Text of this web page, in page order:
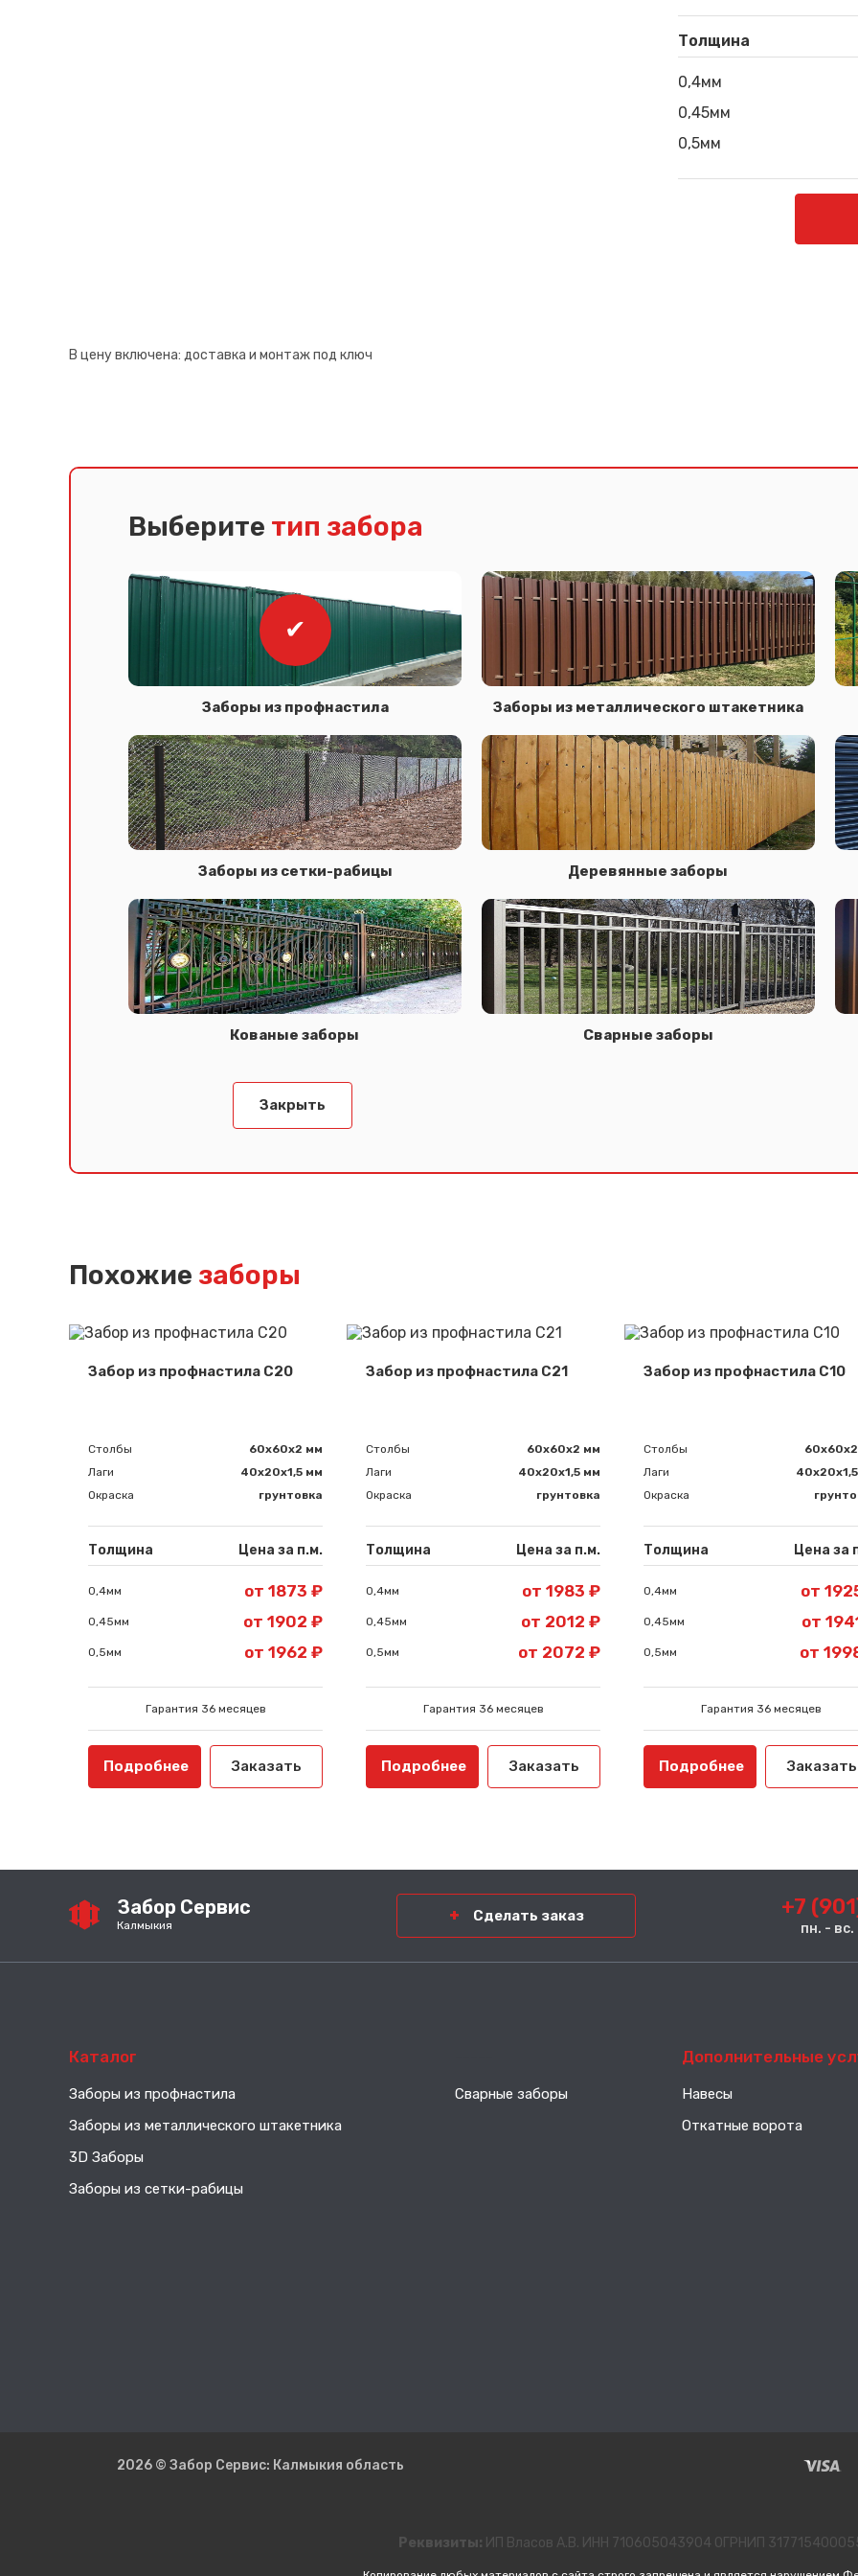
Толщина
0,4мм
0,45мм
0,5мм
В цену включена: доставка и монтаж под ключ
Выберите тип забора
Заборы из профнастила Заборы из металлического штакетника
Заборы из сетки-рабицы Деревянные заборы
Кованые заборы Сварные заборы
Закрыть
Похожие заборы
Забор из профнастила С20
Столбы
60х60х2 мм
Лаги
40х20х1,5 мм
Окраска
грунтовка
Толщина Цена за п.м.
0,4мм от 1873 ₽
0,45мм от 1902 ₽
0,5мм от 1962 ₽
Гарантия 36 месяцев
Подробнее Заказать
Забор из профнастила С21
Столбы
60х60х2 мм
Лаги
40х20х1,5 мм
Окраска
грунтовка
Толщина Цена за п.м.
0,4мм от 1983 ₽
0,45мм от 2012 ₽
0,5мм от 2072 ₽
Гарантия 36 месяцев
Подробнее Заказать
Забор из профнастила С10
Столбы
Лаги
Окраска
Толщина Цена за
0,4мм от
0,45мм от
0,5мм от
Гарантия 36 месяцев
Подробнее Заказать
Забор Сервис
Калмыкия
Сделать заказ +7
пн. -
Каталог
Заборы из профнастила
Заборы из металлического штакетника
3D Заборы
Заборы из сетки-рабицы
Сварные заборы
Дополнительные
Навесы
Откатные ворота
2026 © Забор Сервис: Калмыкия область
Реквизиты: ИП Власов А.В. ИНН 710605043904 ОГРНИП